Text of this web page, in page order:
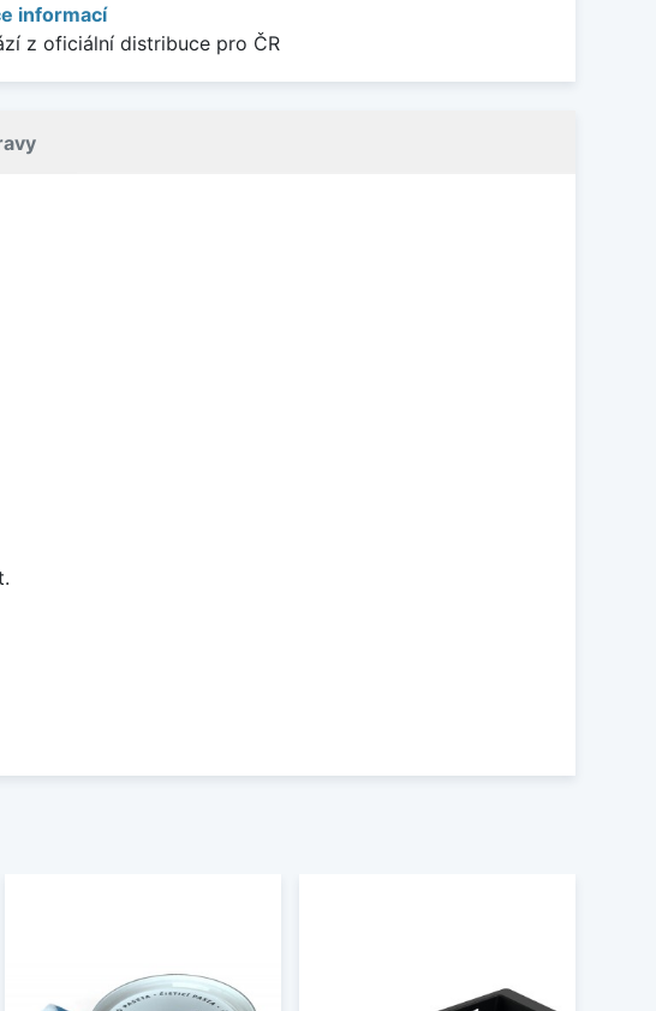
informací
z oficiální distribuce pro ČR